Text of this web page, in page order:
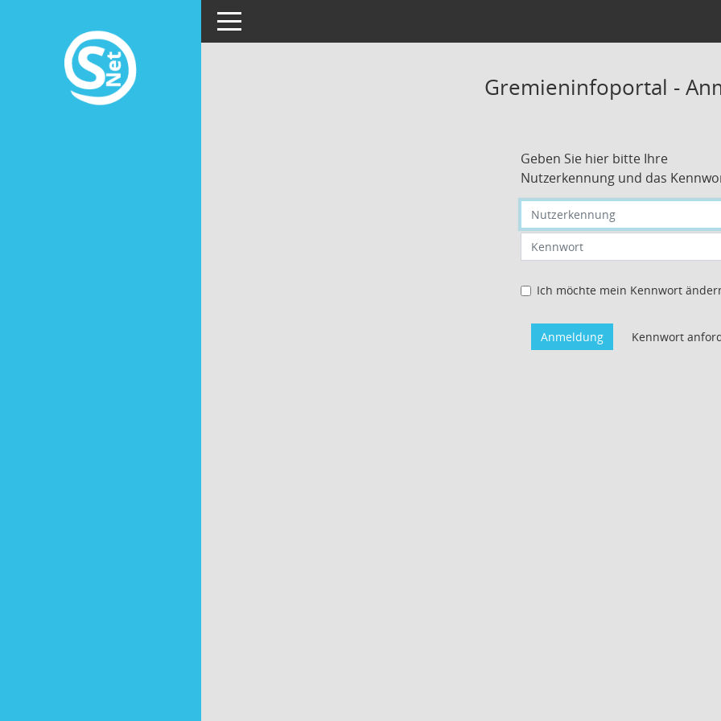
Toggle navigation
Gremieninfoportal -
Geben Sie hier bitte Ihre
Nutzerkennung und das
Nutzerkennung eingeben
Kennwort eingeben
Ich möchte mein Kennwort